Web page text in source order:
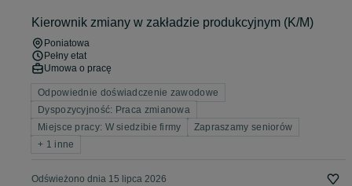
Kierownik zmiany w zakładzie produkcyjnym (K/M)
Poniatowa
Pełny etat
Umowa o pracę
Odpowiednie doświadczenie zawodowe
Dyspozycyjność: Praca zmianowa
Miejsce pracy: W siedzibie firmy
Zapraszamy seniorów
+ 1 inne
Odświeżono dnia 15 lipca 2026